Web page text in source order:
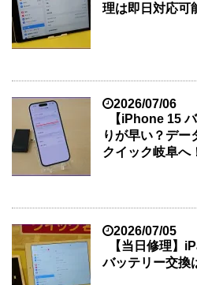
理は即日対応可
2026/07/06
【iPhone 15
りが早い？デー
クイック岐阜へ
2026/07/05
【当日修理】
バッテリー交換